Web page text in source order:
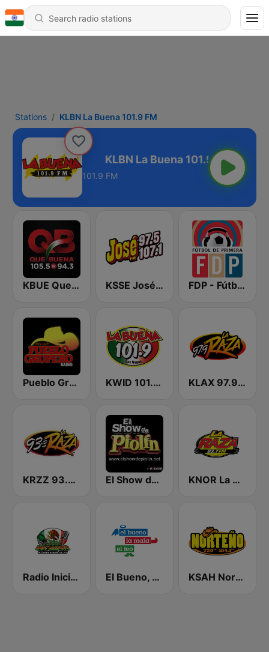
Stations KLBN La Buena 101.9 FM
101.9 FM
101.9 FM
KBUE Que Buena 105.5 / 94.3 FM (US Only) KSSE José 97.5 y 107.1 FDP - Fútbol de Primera
Pueblo Grupero Radio KWID 101.9 La Buena KLAX 97.9 La Raza FM
KRZZ 93.3 La Raza FM El Show de Piolín KNOR La Raza 93.7 (US Only)
Radio Iniciador El Bueno, La Mala y El Feo KSAH Norteño 720 y 104.1